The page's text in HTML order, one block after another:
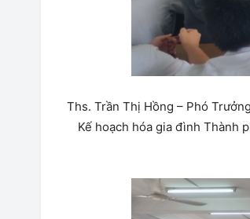
Ths. Trần Thị Hồng – Phó
Kế hoạch hóa gia đình Thành